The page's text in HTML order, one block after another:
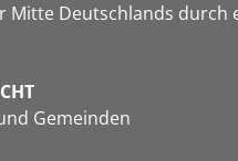
Deutschlands durch
Gemeinden